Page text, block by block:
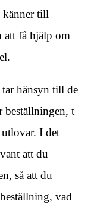
känner till
att få hjälp om
hänsyn till de
beställningen, t
I det
att du
så att du
vad